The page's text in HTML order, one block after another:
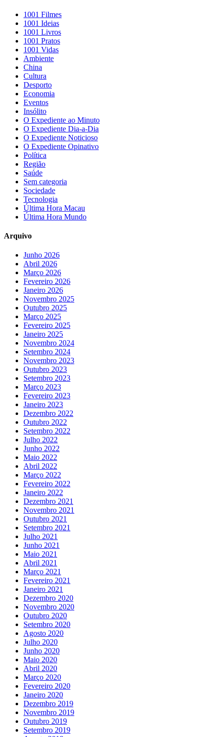
1001 Filmes
1001 Ideias
1001 Livros
1001 Pratos
1001 Vidas
Ambiente
China
Cultura
Desporto
Economia
Eventos
Insólito
O Expediente ao Minuto
O Expediente Dia-a-Dia
O Expediente Noticioso
O Expediente Opinativo
Política
Região
Saúde
Sem categoria
Sociedade
Tecnologia
Última Hora Macau
Última Hora Mundo
Arquivo
Junho 2026
Abril 2026
Março 2026
Fevereiro 2026
Janeiro 2026
Novembro 2025
Outubro 2025
Março 2025
Fevereiro 2025
Janeiro 2025
Novembro 2024
Setembro 2024
Novembro 2023
Outubro 2023
Setembro 2023
Março 2023
Fevereiro 2023
Janeiro 2023
Dezembro 2022
Outubro 2022
Setembro 2022
Julho 2022
Junho 2022
Maio 2022
Abril 2022
Março 2022
Fevereiro 2022
Janeiro 2022
Dezembro 2021
Novembro 2021
Outubro 2021
Setembro 2021
Julho 2021
Junho 2021
Maio 2021
Abril 2021
Março 2021
Fevereiro 2021
Janeiro 2021
Dezembro 2020
Novembro 2020
Outubro 2020
Setembro 2020
Agosto 2020
Julho 2020
Junho 2020
Maio 2020
Abril 2020
Março 2020
Fevereiro 2020
Janeiro 2020
Dezembro 2019
Novembro 2019
Outubro 2019
Setembro 2019